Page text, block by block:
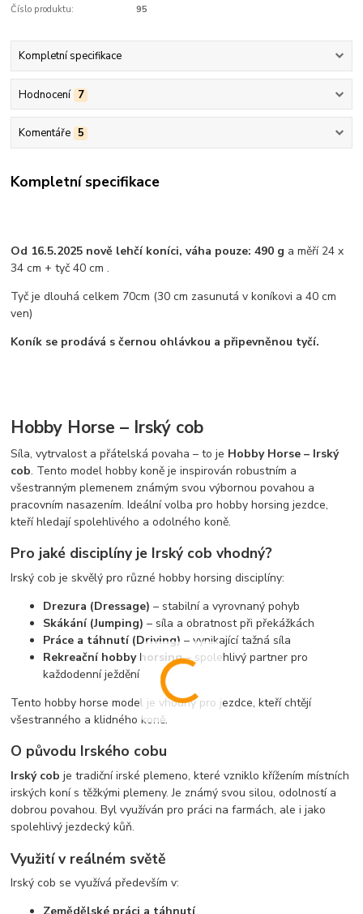
Číslo produktu: 95
Kompletní specifikace
Hodnocení 7
Komentáře 5
Kompletní specifikace
Od 16.5.2025 nově lehčí koníci, váha pouze: 490 g a měří 24 x
34 cm + tyč 40 cm .
Tyč je dlouhá celkem 70cm (30 cm zasunutá v koníkovi a 40 cm
ven)
Koník se prodává s černou ohlávkou a připevněnou tyčí.
Hobby Horse – Irský cob
Síla, vytrvalost a přátelská povaha – to je Hobby Horse – Irský
cob. Tento model hobby koně je inspirován robustním a
všestranným plemenem známým svou výbornou povahou a
pracovním nasazením. Ideální volba pro hobby horsing jezdce,
kteří hledají spolehlivého a odolného koně.
Pro jaké disciplíny je Irský cob vhodný?
Irský cob je skvělý pro různé hobby horsing disciplíny:
Drezura (Dressage) – stabilní a vyrovnaný pohyb
Skákání (Jumping) – síla a obratnost při překážkách
Práce a táhnutí (Driving) – vynikající tažná síla
Rekreační hobby horsing– spolehlivý partner pro
každodenní ježdění
Tento hobby horse model je vhodný pro jezdce, kteří chtějí
všestranného a klidného koně.
O původu Irského cobu
Irský cob je tradiční irské plemeno, které vzniklo křížením místních
irských koní s těžkými plemeny. Je známý svou silou, odolností a
dobrou povahou. Byl využíván pro práci na farmách, ale i jako
spolehlivý jezdecký kůň.
Využití v reálném světě
Irský cob se využívá především v: